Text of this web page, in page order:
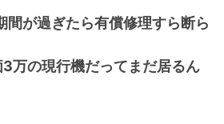
間が過ぎたら有償修理すら断ら
万の現行機だってまだ居るん